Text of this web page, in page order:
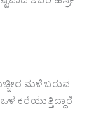
ಮಳೆ ಬರುವ
ಕರೆಯುತ್ತಿದ್ದಾರೆ